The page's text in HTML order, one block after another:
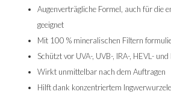
Augenverträgliche Formel, auch für die
geeignet
Mit 100 % mineralischen Filtern
Schützt vor UVA-, UVB-, IRA-, HEVL-
Wirkt unmittelbar nach dem Auftragen
Hilft dank konzentriertem